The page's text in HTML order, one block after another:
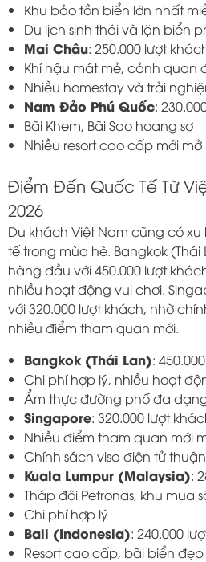
Khu bảo tồn biển lớn nhất
Du lịch sinh thái và lặn biển
Mai Châu: 250.000 lượt
Khí hậu mát mẻ, cảnh quan
Nhiều homestay và trải
Nam Đảo Phú Quốc:
Bãi Khem, Bãi Sao hoang sơ
Nhiều resort cao cấp mới mở
Điểm Đến Quốc Tế Từ
2026
Du khách Việt Nam cũng có
tế trong mùa hè. Bangkok
hàng đầu với 450.000 lượt
nhiều hoạt động vui chơi.
với 320.000 lượt khách, nhờ
nhiều điểm tham quan mới.
Bangkok (Thái Lan):
Chi phí hợp lý, nhiều hoạt
Ẩm thực đường phố đa
Singapore: 320.000 lượt
Nhiều điểm tham quan mới
Chính sách visa điện tử
Kuala Lumpur (Malaysia):
Tháp đôi Petronas, khu mua
Chi phí hợp lý
Bali (Indonesia): 240.000
Resort cao cấp, bãi biển đẹp